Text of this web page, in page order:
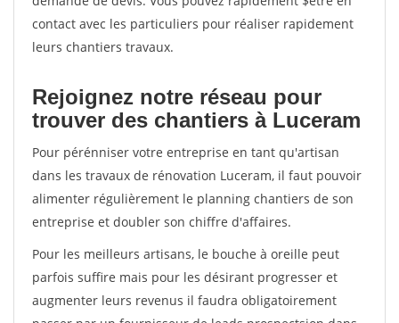
contact avec les particuliers pour réaliser rapidement
leurs chantiers travaux.
Rejoignez notre réseau pour
trouver des chantiers à Luceram
Pour pérénniser votre entreprise en tant qu'artisan
dans les travaux de rénovation Luceram, il faut pouvoir
alimenter régulièrement le planning chantiers de son
entreprise et doubler son chiffre d'affaires.
Pour les meilleurs artisans, le bouche à oreille peut
parfois suffire mais pour les désirant progresser et
augmenter leurs revenus il faudra obligatoirement